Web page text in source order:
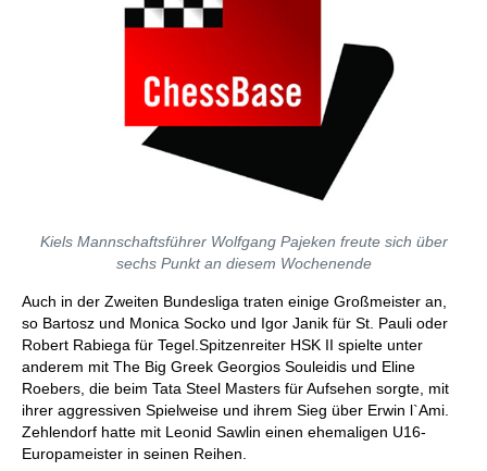
Kiels Mannschaftsführer Wolfgang Pajeken freute sich über
sechs Punkt an diesem Wochenende
Auch in der Zweiten Bundesliga traten einige Großmeister an,
so Bartosz und Monica Socko und Igor Janik für St. Pauli oder
Robert Rabiega für Tegel.Spitzenreiter HSK II spielte unter
anderem mit The Big Greek Georgios Souleidis und Eline
Roebers, die beim Tata Steel Masters für Aufsehen sorgte, mit
ihrer aggressiven Spielweise und ihrem Sieg über Erwin l`Ami.
Zehlendorf hatte mit Leonid Sawlin einen ehemaligen U16-
Europameister in seinen Reihen.